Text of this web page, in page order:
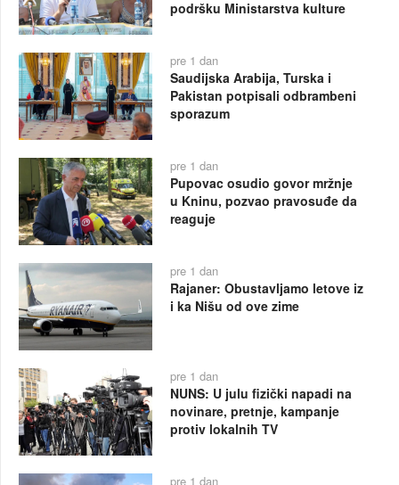
podršku Ministarstva kulture
pre 1 dan
Saudijska Arabija, Turska i
Pakistan potpisali odbrambeni
sporazum
pre 1 dan
Pupovac osudio govor mržnje
u Kninu, pozvao pravosuđe da
reaguje
pre 1 dan
Rajaner: Obustavljamo letove iz
i ka Nišu od ove zime
pre 1 dan
NUNS: U julu fizički napadi na
novinare, pretnje, kampanje
protiv lokalnih TV
pre 1 dan